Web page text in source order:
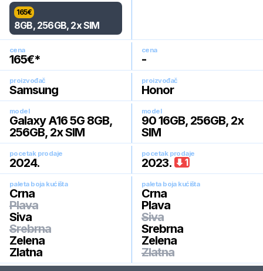
165€
8GB, 256GB, 2x SIM
cena
165€*
cena
-
proizvođač
Samsung
proizvođač
Honor
model
Galaxy A16 5G 8GB,
256GB, 2x SIM
model
90 16GB, 256GB, 2x
SIM
pocetak prodaje
2024.
pocetak prodaje
2023. 1
paleta boja kućišta
Crna
Plava
Siva
Srebrna
Zelena
Zlatna
paleta boja kućišta
Crna
Plava
Siva
Srebrna
Zelena
Zlatna